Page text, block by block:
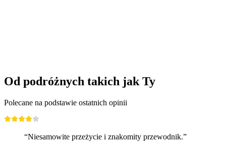
Od podróżnych takich jak Ty
Polecane na podstawie ostatnich opinii
“Niesamowite przeżycie i znakomity przewodnik.”